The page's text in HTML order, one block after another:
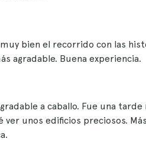
bien el recorrido con las
agradable. Buena experiencia.
a caballo. Fue una
ver unos edificios preciosos.